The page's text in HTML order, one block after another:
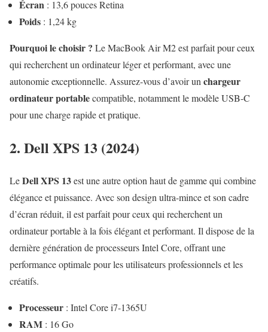
Écran : 13,6 pouces Retina
Poids : 1,24 kg
Pourquoi le choisir ? Le MacBook Air M2 est parfait pour ceux
qui recherchent un ordinateur léger et performant, avec une
autonomie exceptionnelle. Assurez-vous d’avoir un chargeur
ordinateur portablecompatible, notamment le modèle USB-C
pour une charge rapide et pratique.
2. Dell XPS 13 (2024)
LeDell XPS 13est une autre option haut de gamme qui combine
élégance et puissance. Avec son design ultra-mince et son cadre
d’écran réduit, il est parfait pour ceux qui recherchent un
ordinateur portable à la fois élégant et performant. Il dispose de la
dernière génération de processeurs Intel Core, offrant une
performance optimale pour les utilisateurs professionnels et les
créatifs.
Processeur : Intel Core i7-1365U
RAM : 16 Go